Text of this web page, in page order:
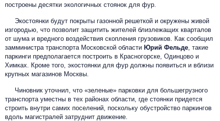
построены десятки экологичных стоянок для фур.
Экостоянки будут покрыты газонной решеткой и окружены живой
изгородью, что позволит защитить жителей близлежащих кварталов
от шума и вредного воздействия скопления грузовиков. Как сообщил
замминистра транспорта Московской области Юрий Фельде , такие
паркинги предполагается построить в Красногорске, Одинцово и
Химках. Кроме того, экостоянки для фур должны появиться и вблизи
крупных магазинов Москвы.
Чиновник уточнил, что «зеленые» парковки для большегрузного
транспорта уместны в тех районах области, где стоянки придется
строить внутри самих поселений, поскольку обустройство паркингов
вдоль магистралей затруднит движение.